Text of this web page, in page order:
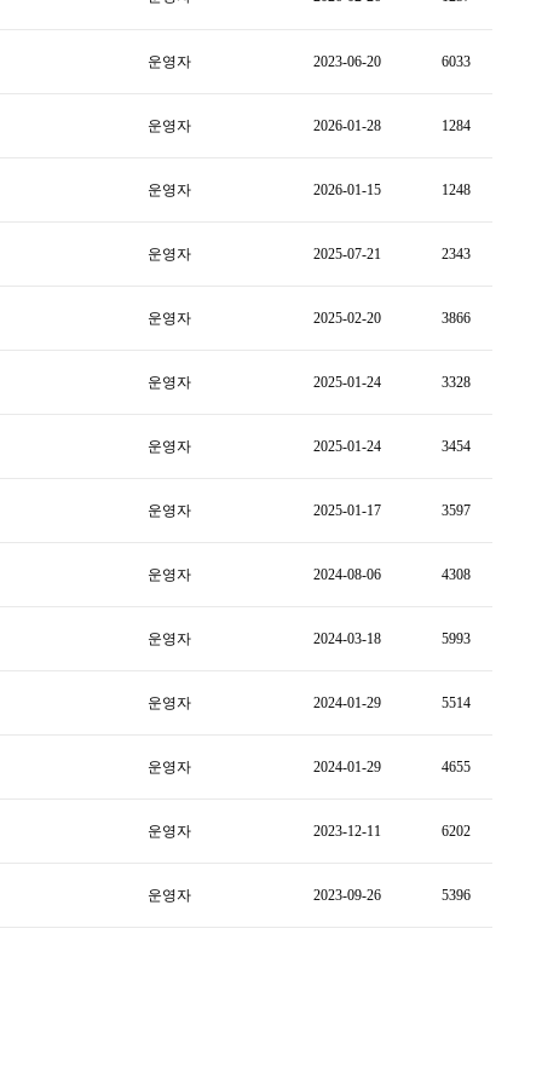
운영자 2023-06-20 6033
운영자 2026-01-28 1284
운영자 2026-01-15 1248
운영자 2025-07-21 2343
운영자 2025-02-20 3866
운영자 2025-01-24 3328
운영자 2025-01-24 3454
운영자 2025-01-17 3597
운영자 2024-08-06 4308
운영자 2024-03-18 5993
운영자 2024-01-29 5514
운영자 2024-01-29 4655
운영자 2023-12-11 6202
운영자 2023-09-26 5396